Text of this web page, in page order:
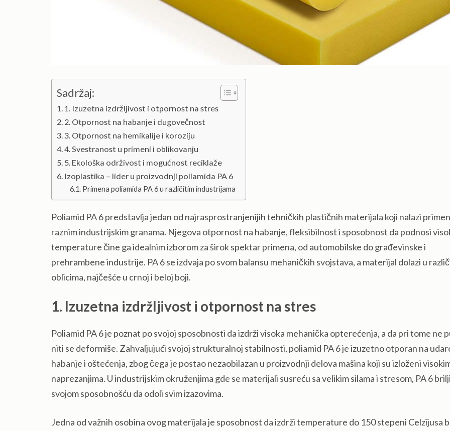
Sadržaj:
1. Izuzetna izdržljivost i otpornost na stres
2. Otpornost na habanje i dugovečnost
3. Otpornost na hemikalije i koroziju
4. Svestranost u primeni i oblikovanju
5. Ekološka održivost i mogućnost reciklaže
Izoplastika – lider u proizvodnji poliamida PA 6
Primena poliamida PA 6 u različitim industrijama
Poliamid PA 6 predstavlja jedan od najrasprostranjenijih tehničkih plastičnih materijala koji nalazi
raznim industrijskim granama. Njegova otpornost na habanje, fleksibilnost i sposobnost da podnosi
temperature čine ga idealnim izborom za širok spektar primena, od automobilske do građevinske i
prehrambene industrije. PA 6 se izdvaja po svom balansu mehaničkih svojstava, a materijal dolazi u
oblicima, najčešće u crnoj i beloj boji.
1. Izuzetna izdržljivost i otpornost na stres
Poliamid PA 6 je poznat po svojoj sposobnosti da izdrži visoka mehanička opterećenja, a da pri tome ne
niti se deformiše. Zahvaljujući svojoj strukturalnoj stabilnosti, poliamid PA 6 je izuzetno otporan na
habanje i oštećenja, zbog čega je postao nezaobilazan u proizvodnji delova mašina koji su izloženi
naprezanjima. U industrijskim okruženjima gde se materijali susreću sa velikim silama i stresom, PA 6
svojom sposobnošću da odoli svim izazovima.
Jedna od važnih osobina ovog materijala je sposobnost da izdrži temperature do 150 stepeni Celzijusa